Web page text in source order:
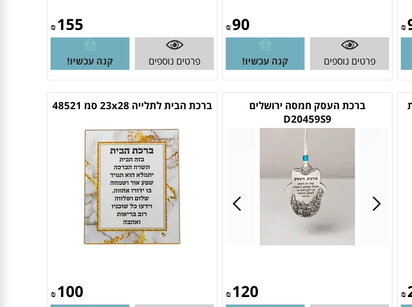
₪
₪90
פרטים נוספים קנה עכשיו!
₪155
פרטים נוספים קנה עכשיו!
₪
ברכת העסק חמסה ירושלים
D20459S9
₪120
ברכת הבית לתלייה 23x28 סמ 48521
₪100